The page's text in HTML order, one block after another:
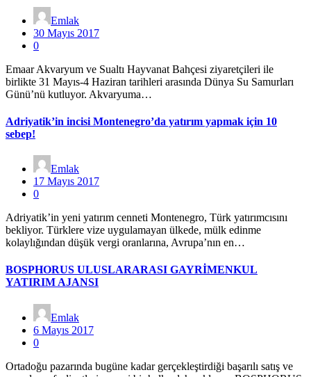
Emlak
30 Mayıs 2017
0
Emaar Akvaryum ve Sualtı Hayvanat Bahçesi ziyaretçileri ile
birlikte 31 Mayıs-4 Haziran tarihleri arasında Dünya Su Samurları
Günü’nü kutluyor. Akvaryuma…
Adriyatik’in incisi Montenegro’da yatırım yapmak için 10
sebep!
Emlak
17 Mayıs 2017
0
Adriyatik’in yeni yatırım cenneti Montenegro, Türk yatırımcısını
bekliyor. Türklere vize uygulamayan ülkede, mülk edinme
kolaylığından düşük vergi oranlarına, Avrupa’nın en…
BOSPHORUS ULUSLARARASI GAYRİMENKUL
YATIRIM AJANSI
Emlak
6 Mayıs 2017
0
Ortadoğu pazarında bugüne kadar gerçekleştirdiği başarılı satış ve